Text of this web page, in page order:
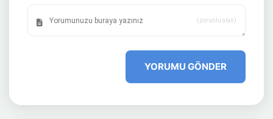
(zorunlu alan)
YORUMU GÖNDER